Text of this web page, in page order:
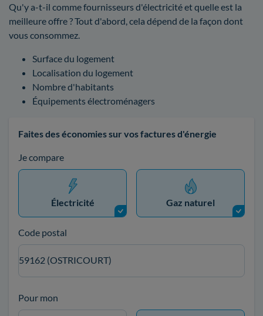
Qu'y a-t-il comme fournisseurs d'électricité et quelle est la
meilleure offre ? Tout d'abord, cela dépend de la façon dont
vous consommez.
Surface du logement
Localisation du logement
Nombre d'habitants
Équipements électroménagers
Faites des économies sur vos factures d'énergie
Je compare
Électricité Gaz naturel
Code postal
59162 (OSTRICOURT)
Pour mon